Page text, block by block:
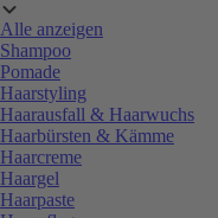
Alle anzeigen
Shampoo
Pomade
Haarstyling
Haarausfall & Haarwuchs
Haarbürsten & Kämme
Haarcreme
Haargel
Haarpaste